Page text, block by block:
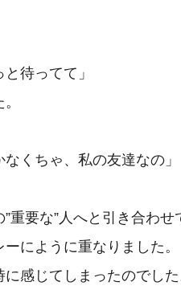
待ってて」
くちゃ、私の友達なの」
要な”人へと引き合わせ
にように重なりました。
感じてしまったのでした